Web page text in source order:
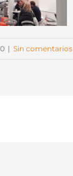
| Sin comentarios